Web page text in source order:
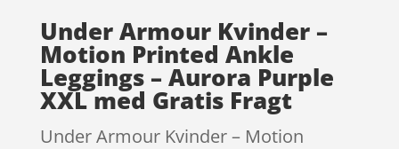
Under Armour Kvinder –
Motion Printed Ankle
Leggings – Aurora Purple
XXL med Gratis Fragt
Under Armour Kvinder – Motion